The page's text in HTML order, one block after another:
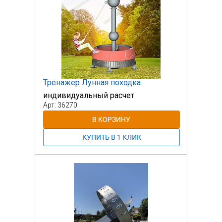
Тренажер Лунная походка
индивидуальный расчет
Арт: 36270